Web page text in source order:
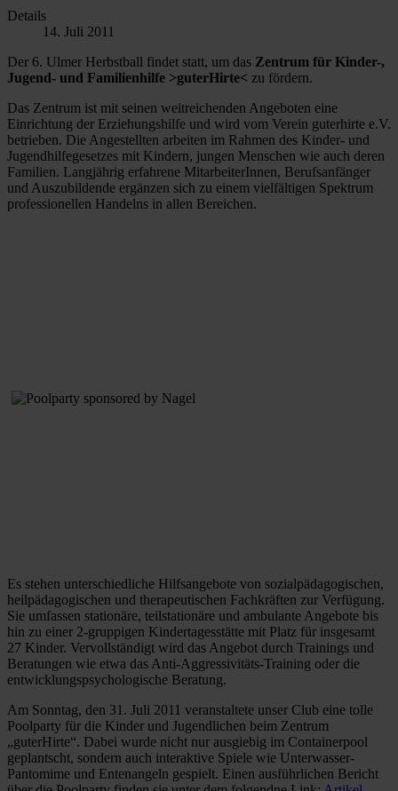
Details
14. Juli 2011
Der 6. Ulmer Herbstball findet statt, um das Zentrum für Kinder-,
Jugend- und Familienhilfe >guterHirte< zu fördern.
Das Zentrum ist mit seinen weitreichenden Angeboten eine
Einrichtung der Erziehungshilfe und wird vom Verein guterhirte e.V.
betrieben. Die Angestellten arbeiten im Rahmen des Kinder- und
Jugendhilfegesetzes mit Kindern, jungen Menschen wie auch deren
Familien. Langjährig erfahrene MitarbeiterInnen, Berufsanfänger
und Auszubildende ergänzen sich zu einem vielfältigen Spektrum
professionellen Handelns in allen Bereichen.
Es stehen unterschiedliche Hilfsangebote von sozialpädagogischen,
heilpädagogischen und therapeutischen Fachkräften zur Verfügung.
Sie umfassen stationäre, teilstationäre und ambulante Angebote bis
hin zu einer 2-gruppigen Kindertagesstätte mit Platz für insgesamt
27 Kinder. Vervollständigt wird das Angebot durch Trainings und
Beratungen wie etwa das Anti-Aggressivitäts-Training oder die
entwicklungspsychologische Beratung.
Am Sonntag, den 31. Juli 2011 veranstaltete unser Club eine tolle
Poolparty für die Kinder und Jugendlichen beim Zentrum
„guterHirte“. Dabei wurde nicht nur ausgiebig im Containerpool
geplantscht, sondern auch interaktive Spiele wie Unterwasser-
Pantomime und Entenangeln gespielt. Einen ausführlichen Bericht